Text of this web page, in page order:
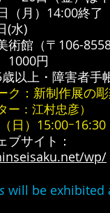
（月）14:00終
(水)
術館（〒106-
1000円
以上・障害者
ク：新制作展の
ー：江村忠彦）
日）15:00ｰ16:30
ブサイト：
wp/
will be exhibited